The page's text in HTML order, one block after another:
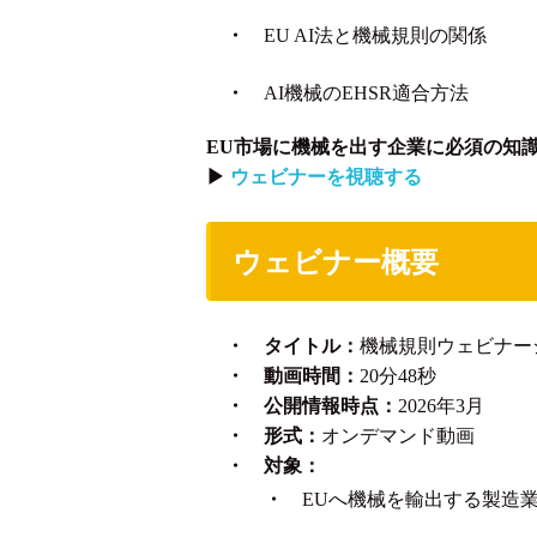
・ EU AI法と機械規則の関係
・ AI機械のEHSR適合方法
EU市場に機械を出す企業に必須の知識
▶ ウェビナーを視聴する
ウェビナー概要
・ タイトル： 機械規則ウェビナー
・ 動画時間： 20分48秒
・ 公開情報時点： 2026年3月
・ 形式： オンデマンド動画
・ 対象：
・ EUへ機械を輸出する製造業